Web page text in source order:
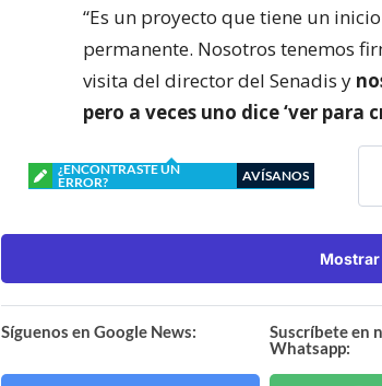
“Es un proyecto que tiene un
permanente. Nosotros tenemos
visita del director del Senadis y
pero a veces uno dice ‘ver para
¿ENCONTRASTE UN
ERROR?
AVÍSANOS
Síguenos en Google News:
Suscríbete en
Whatsapp: